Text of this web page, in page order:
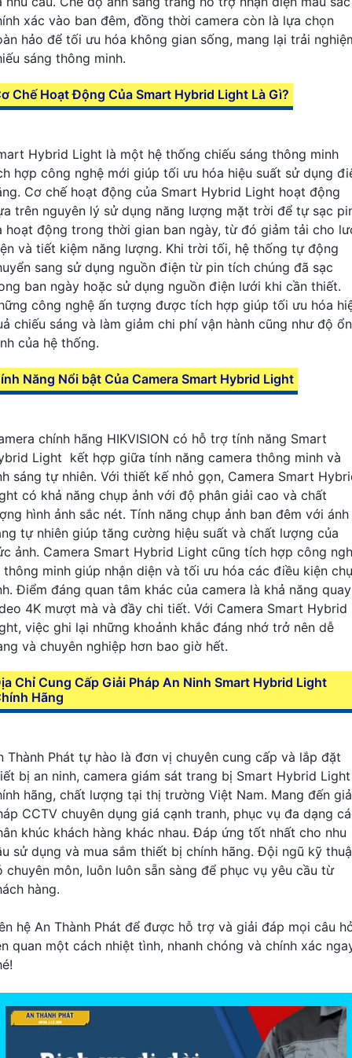
xác vào ban đêm, đồng thời camera còn là lựa chọn
hảo để tối ưu hóa không gian sống, mang lại trải
sáng thông minh.
Chế Hoạt Động Của Smart Hybrid Light Là Gì?
Hybrid Light là một hệ thống chiếu sáng thông minh
hợp công nghệ mới giúp tối ưu hóa hiệu suất sử dụng
Cơ chế hoạt động của Smart Hybrid Light hoạt động
trên nguyên lý sử dụng năng lượng mặt trời để tự sạc
hoạt động trong thời gian ban ngày, từ đó giảm tải cho
và tiết kiệm năng lượng. Khi trời tối, hệ thống tự động
sang sử dụng nguồn điện từ pin tích chúng đã sạc
ban ngày hoặc sử dụng nguồn điện lưới khi cần thiết.
công nghệ ấn tượng được tích hợp giúp tối ưu hóa
chiếu sáng và làm giảm chi phí vận hành cũng như độ ổn
của hệ thống.
Năng Nổi bật Của Camera Smart Hybrid Light
chính hãng HIKVISION có hỗ trợ tính năng Smart
Light kết hợp giữa tính năng camera thông minh và
sáng tự nhiên. Với thiết kế nhỏ gọn, Camera Smart
có khả năng chụp ảnh với độ phân giải cao và chất
hình ảnh sắc nét. Tính năng chụp ảnh ban đêm với ánh
tự nhiên giúp tăng cường hiệu suất và chất lượng của
ảnh. Camera Smart Hybrid Light cũng tích hợp công
thông minh giúp nhận diện và tối ưu hóa các điều kiện
Điểm đáng quan tâm khác của camera là khả năng quay
4K mượt mà và đầy chi tiết. Với Camera Smart Hybrid
việc ghi lại những khoảnh khắc đáng nhớ trở nên dễ
và chuyên nghiệp hơn bao giờ hết.
Chỉ Cung Cấp Giải Pháp An Ninh Smart Hybrid Light
Hãng
Thành Phát tự hào là đơn vị chuyên cung cấp và lắp đặt
bị an ninh, camera giám sát trang bị Smart Hybrid Light
hãng, chất lượng tại thị trường Việt Nam. Mang đến
CCTV chuyên dụng giá cạnh tranh, phục vụ đa dạng
khúc khách hàng khác nhau. Đáp ứng tốt nhất cho nhu
sử dụng và mua sắm thiết bị chính hãng. Đội ngũ kỹ
chuyên môn, luôn luôn sẵn sàng để phục vụ yêu cầu từ
hàng.
hệ An Thành Phát để được hỗ trợ và giải đáp mọi câu
quan một cách nhiệt tình, nhanh chóng và chính xác